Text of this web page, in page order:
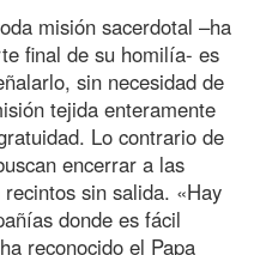
misión sacerdotal –ha
final de su homilía- es
sin necesidad de
tejida enteramente
Lo contrario de
encerrar a las
sin salida. «Hay
donde es fácil
reconocido el Papa